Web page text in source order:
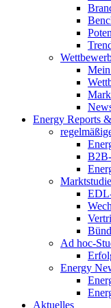
Energy Reports
Ad hoc-
Energy
Aktuelles